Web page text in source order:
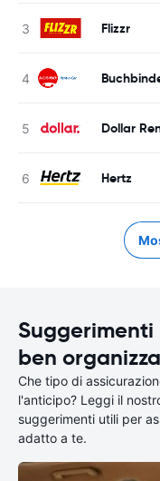
Flizzr
Dollar
Hertz
ben
Che tipo di
l'anticipo? Leggi il
suggerimenti utili per
adatto a te.